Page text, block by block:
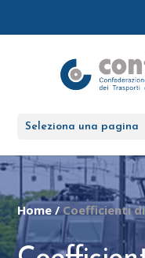
Seleziona una pagina
Home/Coefficienti